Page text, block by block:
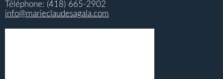
Téléphone: (418) 665-2902
info@marieclaudesagala.com